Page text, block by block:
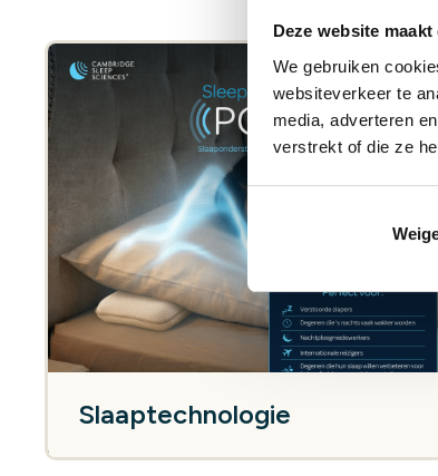
Deze website
We gebruiken
websiteverkeer te
media, adverteren
verstrekt of die ze
Slaaptechnologie